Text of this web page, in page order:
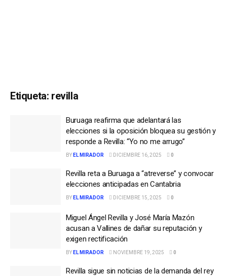
Etiqueta: revilla
Buruaga reafirma que adelantará las
elecciones si la oposición bloquea su gestión y
responde a Revilla: “Yo no me arrugo”
BY EL MIRADOR DICIEMBRE 16, 2025 0
Revilla reta a Buruaga a “atreverse” y convocar
elecciones anticipadas en Cantabria
BY EL MIRADOR DICIEMBRE 15, 2025 0
Miguel Ángel Revilla y José María Mazón
acusan a Vallines de dañar su reputación y
exigen rectificación
BY EL MIRADOR NOVIEMBRE 19, 2025 0
Revilla sigue sin noticias de la demanda del rey